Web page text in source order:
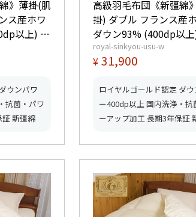
》薄掛(肌
ス産ホワ
以上) 羽
とんマー
ウンパワ
抗菌・パワ
証 新彊綿
高級羽毛布団《新疆綿
掛) ダブル フランス産
ダウン93% (400dp以
0.55kg 【5つ星ロイヤルゴール
ド取得】【グッドふとん
royal-sinkyou-usu-w
¥ 31,900
ロイヤルゴールド認定 ダ
ー400dp以上 国内洗浄・抗
ーアップ加工 長期3年保証